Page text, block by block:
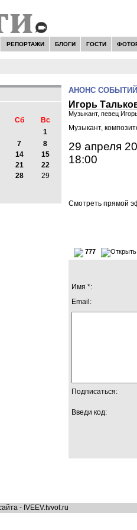
РЕПОРТАЖИ БЛОГИ ГОСТИ
Сб
Вс
1
7
8
14
15
21
22
28
29
АНОНС СОБЫТИЙ
Игорь
Музыкант, певец
Музыкант,
29 апреля
18:00
Смотреть прямой
777
Имя *:
Email:
Подписаться:
Введи код:
- IVEEV.tvvot.ru